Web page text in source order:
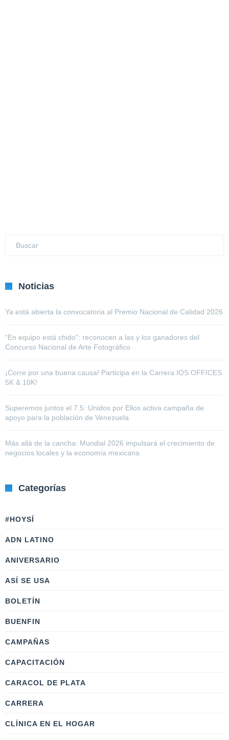
Noticias
Ya está abierta la convocatoria al Premio Nacional de Calidad 2026
“En equipo está chido”: reconocen a las y los ganadores del
Concurso Nacional de Arte Fotográfico
¡Corre por una buena causa! Participa en la Carrera IOS OFFICES
5K & 10K!
Superemos juntos el 7.5: Unidos por Ellos activa campaña de
apoyo para la población de Venezuela
Más allá de la cancha: Mundial 2026 impulsará el crecimiento de
negocios locales y la economía mexicana
Categorías
#HOYSÍ
ADN LATINO
ANIVERSARIO
ASÍ SE USA
BOLETÍN
BUENFIN
CAMPAÑAS
CAPACITACIÓN
CARACOL DE PLATA
CARRERA
CLÍNICA EN EL HOGAR